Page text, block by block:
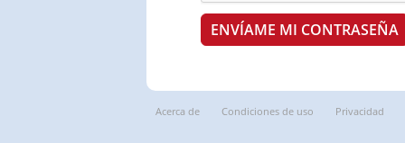
Acerca de Condiciones de uso Privacidad